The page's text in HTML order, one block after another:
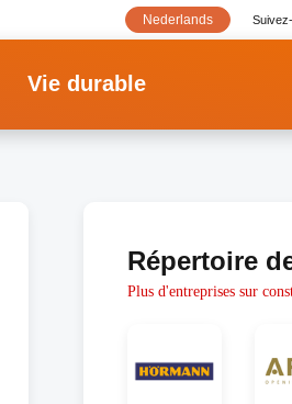
Nederlands
Vie durable
Répertoire
Plus d'entreprises sur